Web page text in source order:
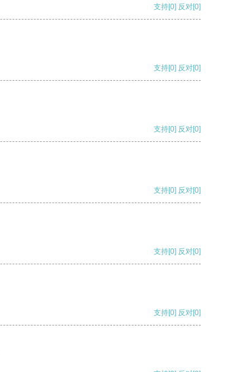
支持[0] 反对[0]
支持[0] 反对[0]
支持[0] 反对[0]
支持[0] 反对[0]
支持[0] 反对[0]
支持[0] 反对[0]